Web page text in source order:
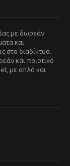
με δωρεάν
και
στο διαδίκτυο.
και ποιοτικό
με απλό και